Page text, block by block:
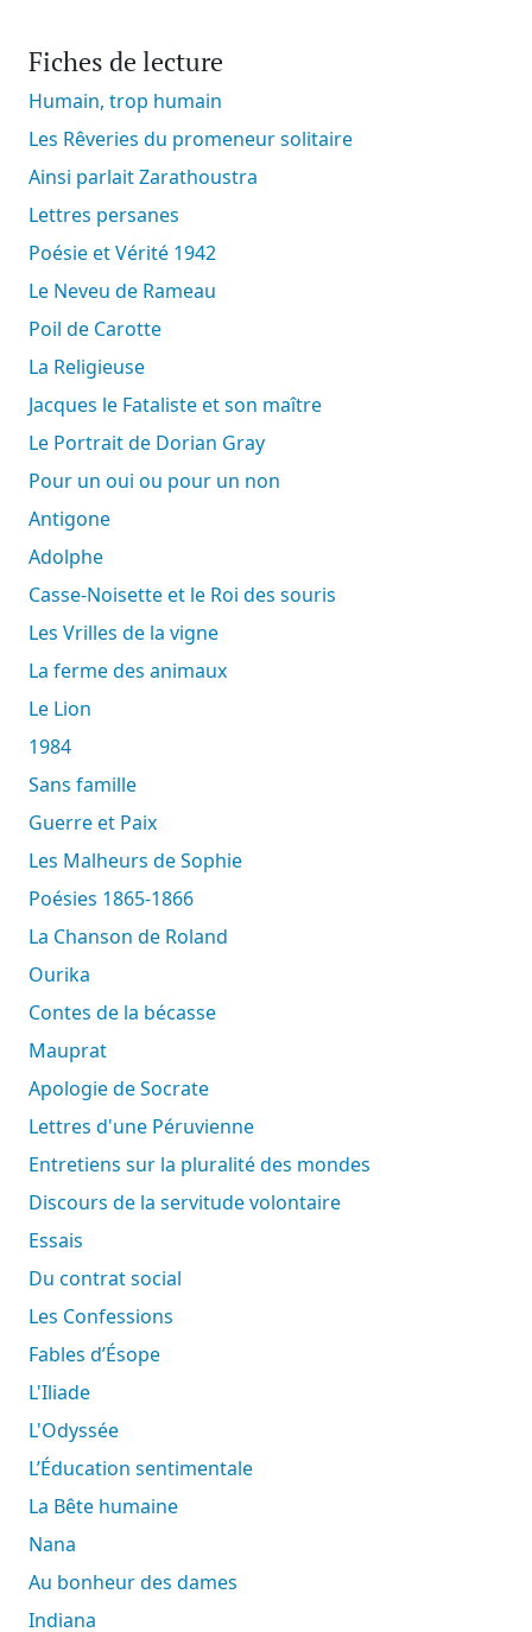
Fiches de lecture
Humain, trop humain
Les Rêveries du promeneur solitaire
Ainsi parlait Zarathoustra
Lettres persanes
Poésie et Vérité 1942
Le Neveu de Rameau
Poil de Carotte
La Religieuse
Jacques le Fataliste et son maître
Le Portrait de Dorian Gray
Pour un oui ou pour un non
Antigone
Adolphe
Casse-Noisette et le Roi des souris
Les Vrilles de la vigne
La ferme des animaux
Le Lion
1984
Sans famille
Guerre et Paix
Les Malheurs de Sophie
Poésies 1865-1866
La Chanson de Roland
Ourika
Contes de la bécasse
Mauprat
Apologie de Socrate
Lettres d'une Péruvienne
Entretiens sur la pluralité des mondes
Discours de la servitude volontaire
Essais
Du contrat social
Les Confessions
Fables d’Ésope
L'Iliade
L'Odyssée
L’Éducation sentimentale
La Bête humaine
Nana
Au bonheur des dames
Indiana